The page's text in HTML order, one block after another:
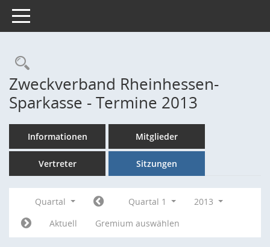
Toggle navigation
Rechercheauswahl
Zweckverband Rheinhessen-
Sparkasse - Termine 2013
Informationen Mitglieder
Vertreter Sitzungen
Quartal Quartal 1
2013
Aktuell
Gremium auswählen